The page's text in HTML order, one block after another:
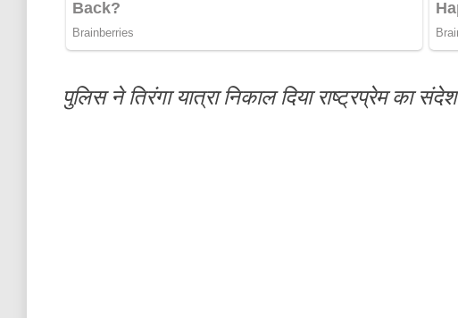
पुलिस ने तिरंगा यात्रा निकाल दिया राष्ट्रप्रेम का संदेश